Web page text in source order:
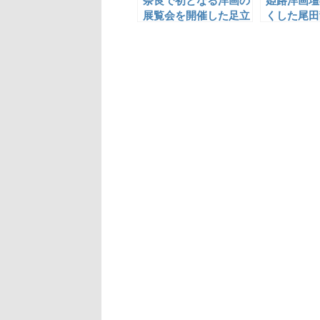
展覧会を開催した足立
くした尾